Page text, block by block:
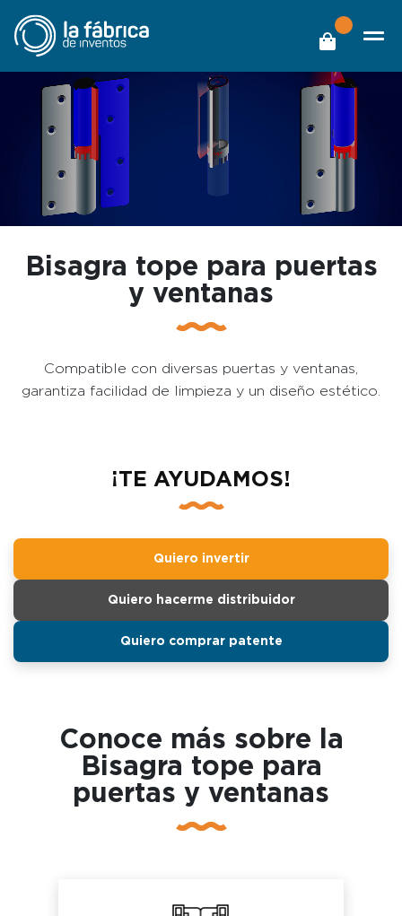
Bisagra tope para puertas
y ventanas
Compatible con diversas puertas y ventanas,
garantiza facilidad de limpieza y un diseño estético.
¡TE AYUDAMOS!
Quiero invertir
Quiero hacerme distribuidor
Quiero comprar patente
Conoce más sobre la
Bisagra tope para
puertas y ventanas